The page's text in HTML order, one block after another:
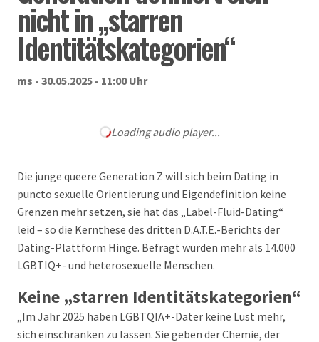
nicht in „starren
Identitätskategorien“
ms - 30.05.2025 - 11:00 Uhr
Loading audio player...
Die junge queere Generation Z will sich beim Dating in
puncto sexuelle Orientierung und Eigendefinition keine
Grenzen mehr setzen, sie hat das „Label-Fluid-Dating“
leid – so die Kernthese des dritten D.A.T.E.-Berichts der
Dating-Plattform Hinge. Befragt wurden mehr als 14.000
LGBTIQ+- und heterosexuelle Menschen.
Keine „starren Identitätskategorien“
„Im Jahr 2025 haben LGBTQIA+-Dater keine Lust mehr,
sich einschränken zu lassen. Sie geben der Chemie, der